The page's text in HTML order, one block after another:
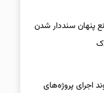
پنهان سنددار شدن
اجرای پروژه‌های